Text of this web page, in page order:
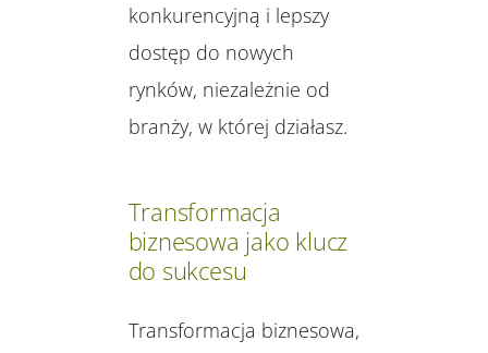
konkurencyjną i lepszy
dostęp do nowych
rynków, niezależnie od
branży, w której działasz.
Transformacja
biznesowa jako klucz
do sukcesu
Transformacja biznesowa,